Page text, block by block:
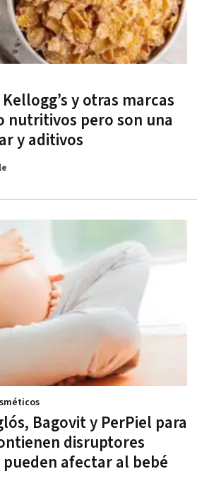
y otras marcas
nutritivos pero son una
y aditivos
Bagovit y PerPiel para
disruptores
afectar al bebé